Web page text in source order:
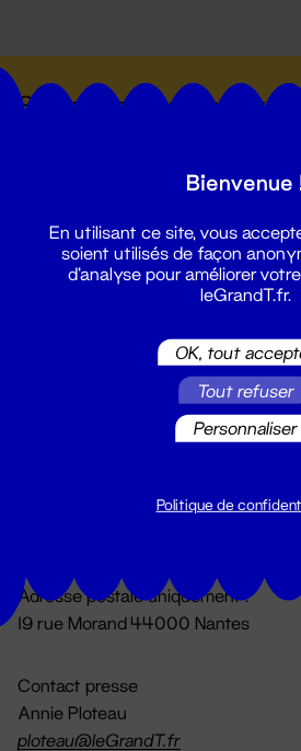
Suivez toutes les
Du lundi au vendredi 14h → 18h
Adresse postale uniquement :
19 rue Morand 44000 Nantes
Contact presse
Annie Ploteau
ploteau@leGrandT.fr
Bienvenue
En utilisant ce site, vous
soient utilisés de façon
d'analyse pour améliorer
leGrandT.fr.
OK, tout
Tout refuser
Personnaliser
Politique de